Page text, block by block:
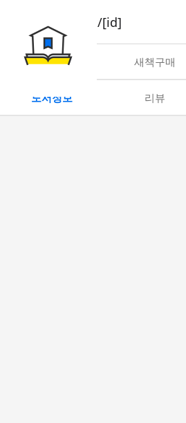
book/rent/[id]
대여 새책구매
도서정보 리뷰